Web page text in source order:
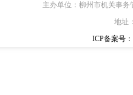
主办单位：柳州市机关事务
地址
ICP备案号